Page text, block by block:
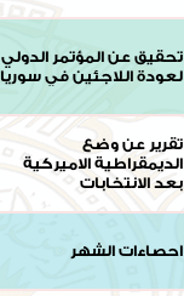
تحقيق عن المؤتمر الدولي
لعودة اللاجئين في سوريا
تقرير عن وضع
الديمقراطية الاميركية
بعد الانتخابات
احصاءات الشهر